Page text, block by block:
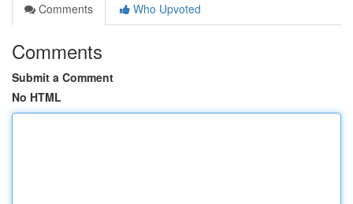
Comments
Who Upvoted
Comments
Submit a Comment
No HTML